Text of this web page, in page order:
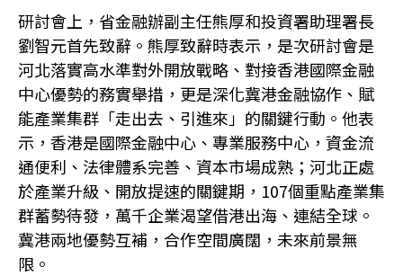
研討會上，省金融辦副主任熊厚和投資署助理署長
劉智元首先致辭。熊厚致辭時表示，是次研討會是
河北落實高水準對外開放戰略、對接香港國際金融
中心優勢的務實舉措，更是深化冀港金融協作、賦
能產業集群「走出去、引進來」的關鍵行動。他表
示，香港是國際金融中心、專業服務中心，資金流
通便利、法律體系完善、資本市場成熟；河北正處
於產業升級、開放提速的關鍵期，107個重點產業集
群蓄勢待發，萬千企業渴望借港出海、連結全球。
冀港兩地優勢互補，合作空間廣闊，未來前景無
限。